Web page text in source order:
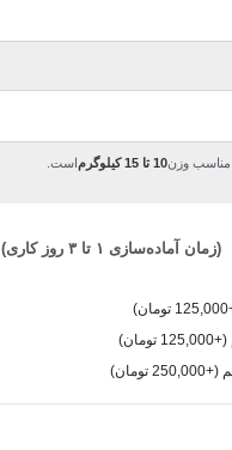
وزن10 تا 15 کیلوگرم است.
(زمان آماده‌سازی ۱ تا ۳ روز کاری)